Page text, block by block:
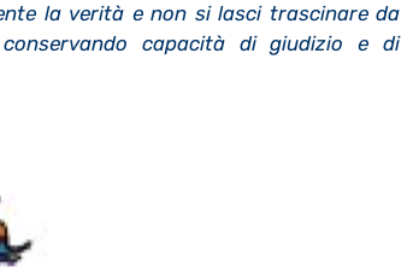
la verità e non si lasci trascinare da
capacità di giudizio e di